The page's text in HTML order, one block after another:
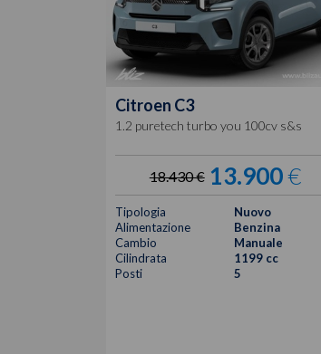
Citroen C3
1.2 puretech turbo you 100cv s&s
18.430 € 13.900€
Tipologia
Nuovo
Alimentazione
Benzina
Cambio
Manuale
Cilindrata
1199 cc
Posti
5